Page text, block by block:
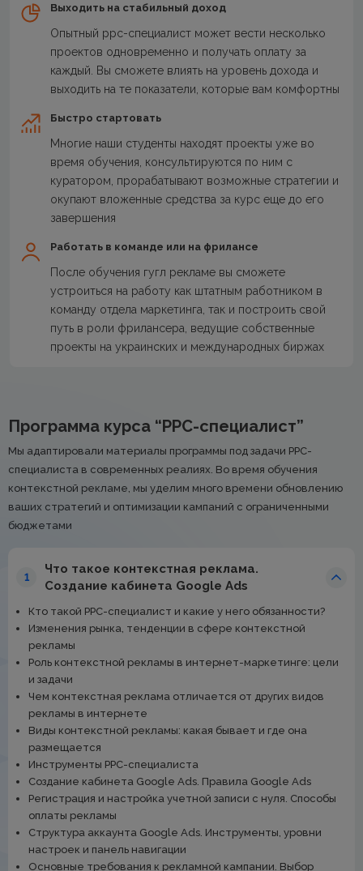
Выходить на стабильный доход
Опытный ppc-специалист может вести несколько
проектов одновременно и получать оплату за
каждый. Вы сможете влиять на уровень дохода и
выходить на те показатели, которые вам комфортны
Быстро стартовать
Многие наши студенты находят проекты уже во
время обучения, консультируются по ним с
куратором, прорабатывают возможные стратегии и
окупают вложенные средства за курс еще до его
завершения
Работать в команде или на фрилансе
После обучения гугл рекламе вы сможете
устроиться на работу как штатным работником в
команду отдела маркетинга, так и построить свой
путь в роли фрилансера, ведущие собственные
проекты на украинских и международных биржах
Программа курса “PPC-специалист”
Мы адаптировали материалы программы под задачи PPC-
специалиста в современных реалиях. Во время обучения
контекстной рекламе, мы уделим много времени обновлению
ваших стратегий и оптимизации кампаний с ограниченными
бюджетами
1
Что такое контекстная реклама.
Создание кабинета Google Ads
Кто такой РРС-специалист и какие у него обязанности?
Изменения рынка, тенденции в сфере контекстной
рекламы
Роль контекстной рекламы в интернет-маркетинге: цели
и задачи
Чем контекстная реклама отличается от других видов
рекламы в интернете
Виды контекстной рекламы: какая бывает и где она
размещается
Инструменты РРС-специалиста
Создание кабинета Google Ads. Правила Google Ads
Регистрация и настройка учетной записи с нуля. Способы
оплаты рекламы
Структура аккаунта Google Ads. Инструменты, уровни
настроек и панель навигации
Основные требования к рекламной кампании. Выбор